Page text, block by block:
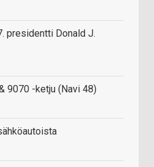
presidentti Donald J.
9070 -ketju (Navi 48)